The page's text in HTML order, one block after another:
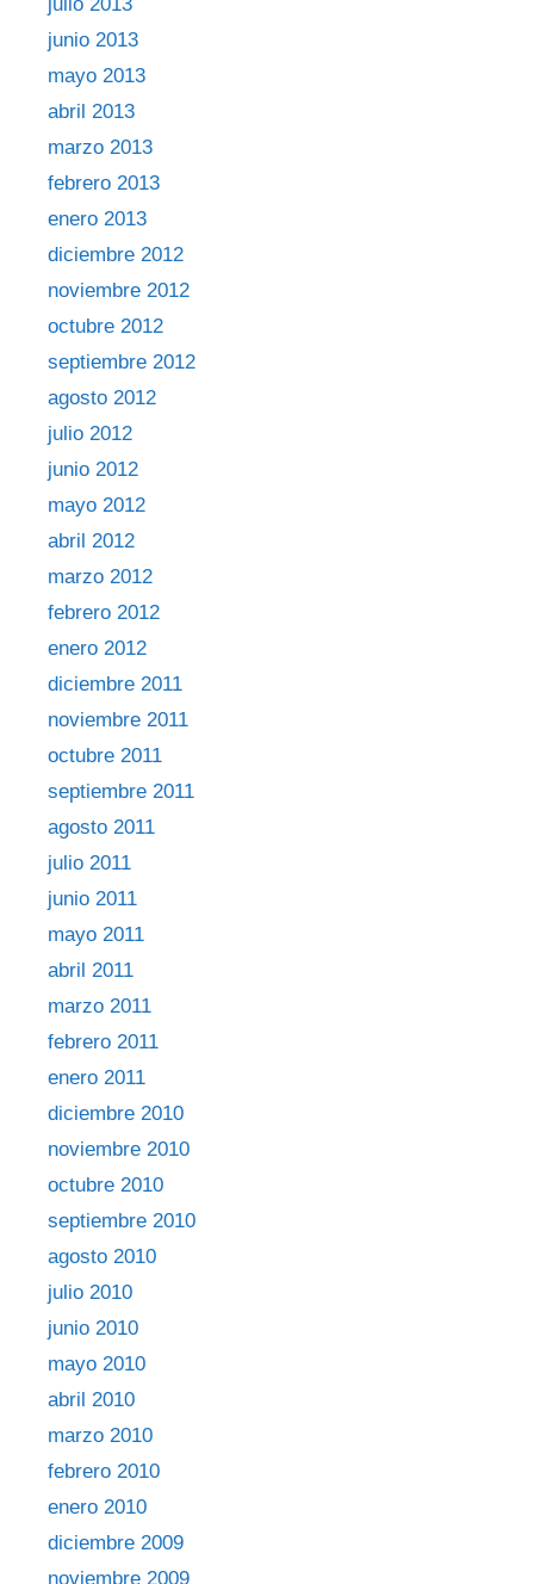
junio 2013
mayo 2013
abril 2013
marzo 2013
febrero 2013
enero 2013
diciembre 2012
noviembre 2012
octubre 2012
septiembre 2012
agosto 2012
julio 2012
junio 2012
mayo 2012
abril 2012
marzo 2012
febrero 2012
enero 2012
diciembre 2011
noviembre 2011
octubre 2011
septiembre 2011
agosto 2011
julio 2011
junio 2011
mayo 2011
abril 2011
marzo 2011
febrero 2011
enero 2011
diciembre 2010
noviembre 2010
octubre 2010
septiembre 2010
agosto 2010
julio 2010
junio 2010
mayo 2010
abril 2010
marzo 2010
febrero 2010
enero 2010
diciembre 2009
noviembre 2009